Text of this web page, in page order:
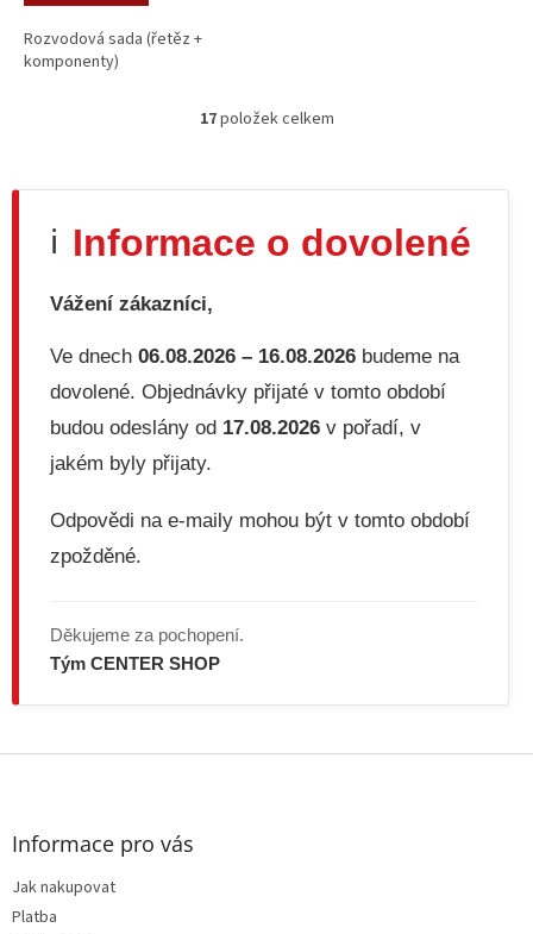
EOS, Volkswagen GOLF
PLUS V 2.0/2.0D 07.2002–
Rozvodová sada (řetěz +
komponenty)
O
á
a
c
v
k
y
v
s
u
17položek celkem
ℹ️ Informace o dovolené
Vážení zákazníci,
Ve dnech 06.08.2026 – 16.08.2026 budeme na
dovolené. Objednávky přijaté v tomto období
budou odeslány od 17.08.2026 v pořadí, v
jakém byly přijaty.
Odpovědi na e-maily mohou být v tomto období
zpožděné.
Děkujeme za pochopení.
Tým CENTER SHOP
Z
Informace pro vás
Jak nakupovat
Platba